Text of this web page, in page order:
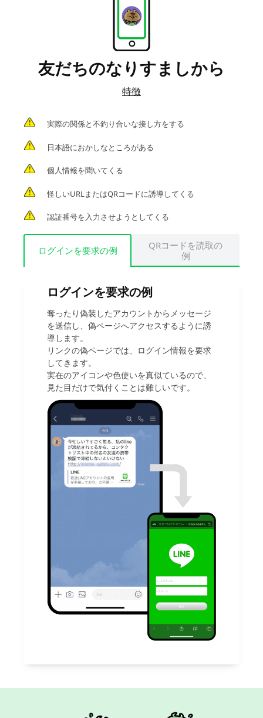
友だちのなりすましから
特徴
実際の関係と不釣り合いな接し方をする
日本語におかしなところがある
個人情報を聞いてくる
怪しいURLまたはQRコードに誘導してくる
認証番号を入力させようとしてくる
ログインを要求の例
QRコードを読取の
例
ログインを要求の例
奪ったり偽装したアカウントからメッセージ
を送信し、偽ページへアクセスするように誘
導します。
リンクの偽ページでは、ログイン情報を要求
してきます。
実在のアイコンや色使いを真似ているので、
見た目だけで気付くことは難しいです。